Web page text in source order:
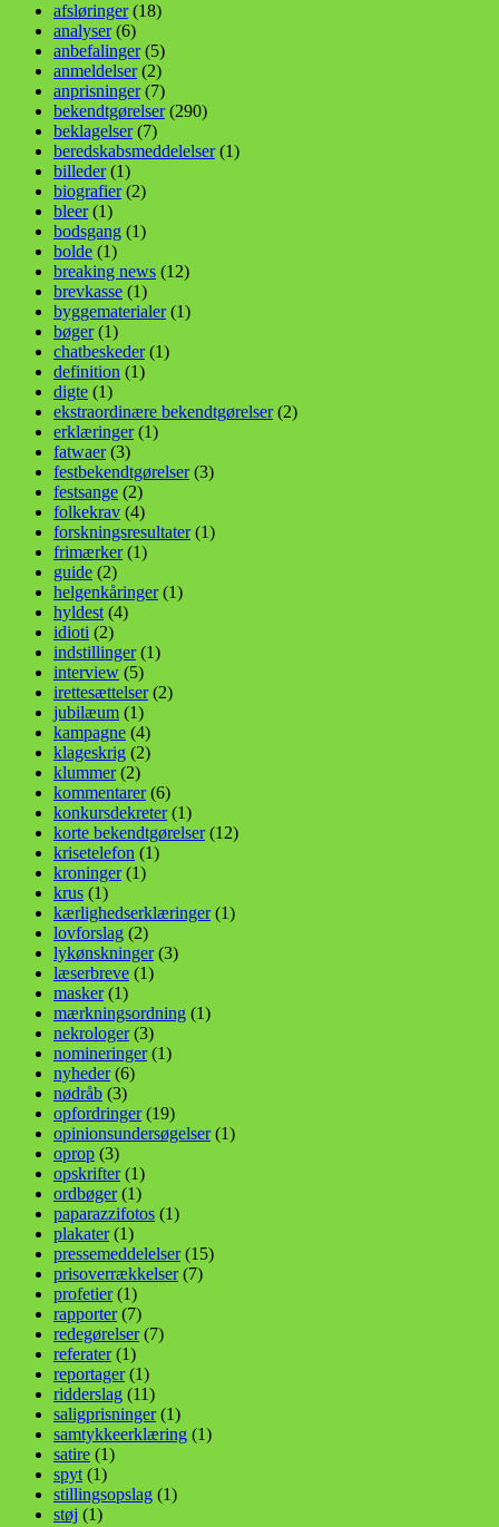
afsløringer(18)
analyser(6)
anbefalinger(5)
anmeldelser(2)
anprisninger(7)
bekendtgørelser(290)
beklagelser(7)
beredskabsmeddelelser(1)
billeder(1)
biografier(2)
bleer(1)
bodsgang (1)
bolde (1)
breaking news (12)
brevkasse (1)
byggematerialer(1)
bøger(1)
chatbeskeder(1)
definition (1)
digte (1)
ekstraordinære bekendtgørelser(2)
erklæringer(1)
fatwaer(3)
festbekendtgørelser(3)
festsange (2)
folkekrav (4)
forskningsresultater(1)
frimærker(1)
guide (2)
helgenkåringer(1)
hyldest (4)
idioti (2)
indstillinger(1)
interview (5)
irettesættelser(2)
jubilæum (1)
kampagne (4)
klageskrig (2)
klummer(2)
kommentarer(6)
konkursdekreter(1)
korte bekendtgørelser(12)
krisetelefon (1)
kroninger(1)
krus (1)
kærlighedserklæringer(1)
lovforslag (2)
lykønskninger(3)
læserbreve (1)
masker(1)
mærkningsordning (1)
nekrologer(3)
nomineringer(1)
nyheder(6)
nødråb (3)
opfordringer(19)
opinionsundersøgelser(1)
oprop (3)
opskrifter(1)
ordbøger(1)
paparazzifotos (1)
plakater(1)
pressemeddelelser(15)
prisoverrækkelser(7)
profetier(1)
rapporter(7)
redegørelser(7)
referater(1)
reportager(1)
ridderslag (11)
saligprisninger(1)
samtykkeerklæring (1)
satire (1)
spyt (1)
stillingsopslag (1)
støj (1)